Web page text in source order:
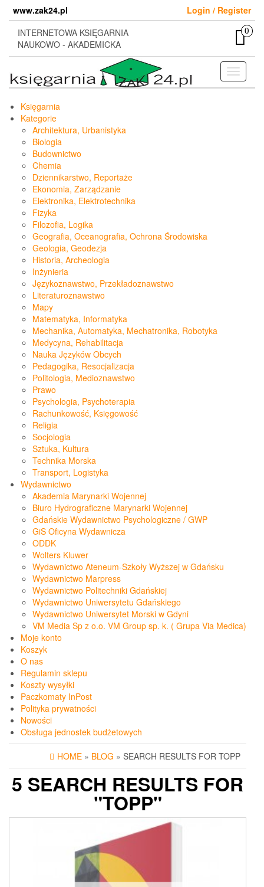
content
www.zak24.pl
Login / Register
INTERNETOWA KSIĘGARNIA
NAUKOWO - AKADEMICKA
0
Toggle
Księgarnia
Kategorie
Architektura, Urbanistyka
Biologia
Budownictwo
Chemia
Dziennikarstwo, Reportaże
Ekonomia, Zarządzanie
Elektronika, Elektrotechnika
Fizyka
Filozofia, Logika
Geografia, Oceanografia, Ochrona Środowiska
Geologia, Geodezja
Historia, Archeologia
Inżynieria
Językoznawstwo, Przekładoznawstwo
Literaturoznawstwo
Mapy
Matematyka, Informatyka
Mechanika, Automatyka, Mechatronika, Robotyka
Medycyna, Rehabilitacja
Nauka Języków Obcych
Pedagogika, Resocjalizacja
Politologia, Medioznawstwo
Prawo
Psychologia, Psychoterapia
Rachunkowość, Księgowość
Religia
Socjologia
Sztuka, Kultura
Technika Morska
Transport, Logistyka
Wydawnictwo
Akademia Marynarki Wojennej
Biuro Hydrograficzne Marynarki Wojennej
Gdańskie Wydawnictwo Psychologiczne / GWP
GiS Oficyna Wydawnicza
ODDK
Wolters Kluwer
Wydawnictwo Ateneum-Szkoły Wyższej w Gdańsku
Wydawnictwo Marpress
Wydawnictwo Politechniki Gdańskiej
Wydawnictwo Uniwersytetu Gdańskiego
Wydawnictwo Uniwersytet Morski w Gdyni
VM Media Sp z o.o. VM Group sp. k. ( Grupa Via Medica)
Moje konto
Koszyk
O nas
Regulamin sklepu
Koszty wysyłki
Paczkomaty InPost
Polityka prywatności
Nowości
Obsługa jednostek budżetowych
HOME » BLOG » SEARCH RESULTS FOR TOPP
5 SEARCH RESULTS FOR
"TOPP"